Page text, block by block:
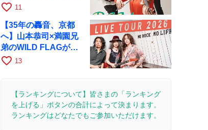
が初全国ツアーで8月
favorite_border 11
【35年の轟音、京都
へ】山本恭司×満園兄
弟のWILD FLAGが8
月6日にRAGでライブ
favorite_border 13
【ランキングについて】皆さまの「ランキング
を上げる」ボタンの合計によって決まります。
ランキングはどなたでもご参加いただけます。